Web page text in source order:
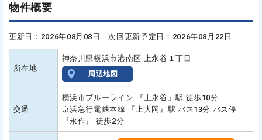
物件概要
更新日：2026年08月08日 次回更新予定日：2026年08月22日
所在地
神奈川県横浜市港南区 上永谷１丁目
周辺地図
交通
横浜市ブルーライン 『上永谷』駅 徒歩10分
京浜急行電鉄本線 『上大岡』駅 バス13分 バス停
『永作』 徒歩2分